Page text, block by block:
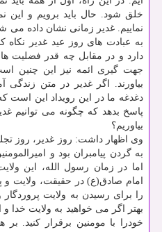
خلق شود. حال باید برویم و این
نماییم. غدیر زمانی نشان داده می
به عبادت های روز عید غدیر نكاه
دارد و در مقابل چه قدر فضلیت ها
جهت گیری ائمه نیز این چنین
بیاورند. اگر غدیر در متن
دغدغه ما در این رویداد این است
پاسخ بدهد كه چگونه می توانیم
بیاوریم؟
وی اظهار داشت: روز غدیر، روز
به گردن پیامبران بود و
اما در زمان رسول الله، این
امام صادق(ع) در حقیقت، ولایت و
را برای رسیدن به ولایت
بهتر اگر می خواهید به ولایت خدا و
خودرا با مومنین برقرار كنید.